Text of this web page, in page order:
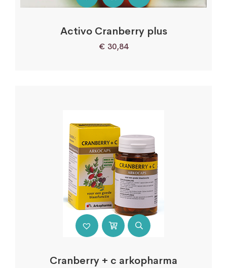
Activo Cranberry plus
€ 30,84
Cranberry + c arkopharma